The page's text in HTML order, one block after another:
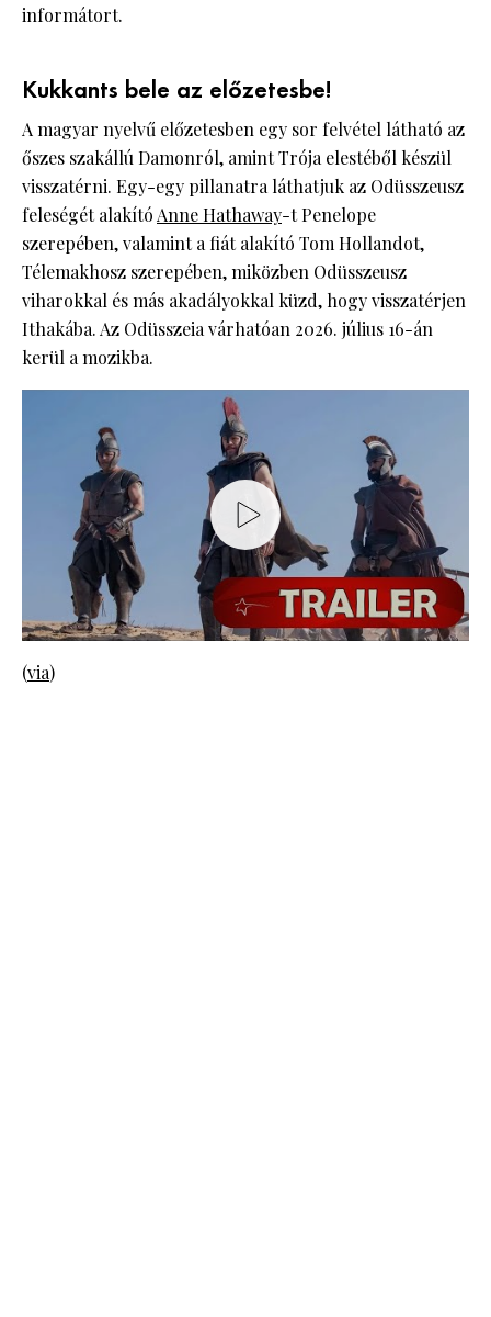
informátort.
Kukkants bele az előzetesbe!
A magyar nyelvű előzetesben egy sor felvétel látható az
őszes szakállú Damonról, amint Trója elestéből készül
visszatérni. Egy-egy pillanatra láthatjuk az Odüsszeusz
feleségét alakító Anne Hathaway-t Penelope
szerepében, valamint a fiát alakító Tom Hollandot,
Télemakhosz szerepében, miközben Odüsszeusz
viharokkal és más akadályokkal küzd, hogy visszatérjen
Ithakába. Az Odüsszeia várhatóan 2026. július 16-án
kerül a mozikba.
(via)